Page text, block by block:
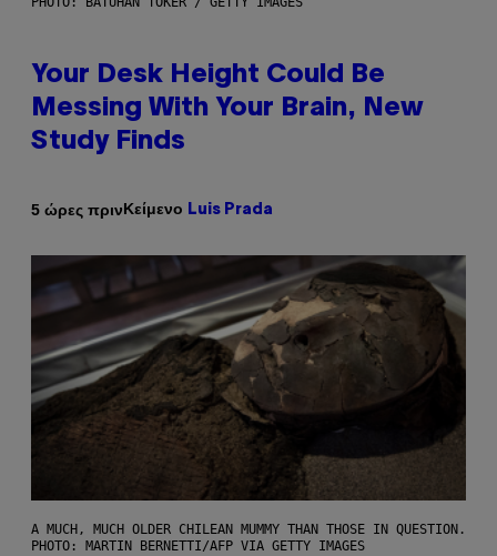
Your Desk Height Could Be
Messing With Your Brain, New
Study Finds
5 ώρες πρινΚείμενο Luis Prada
A MUCH, MUCH OLDER CHILEAN MUMMY THAN THOSE IN QUESTION.
PHOTO: MARTIN BERNETTI/AFP VIA GETTY IMAGES